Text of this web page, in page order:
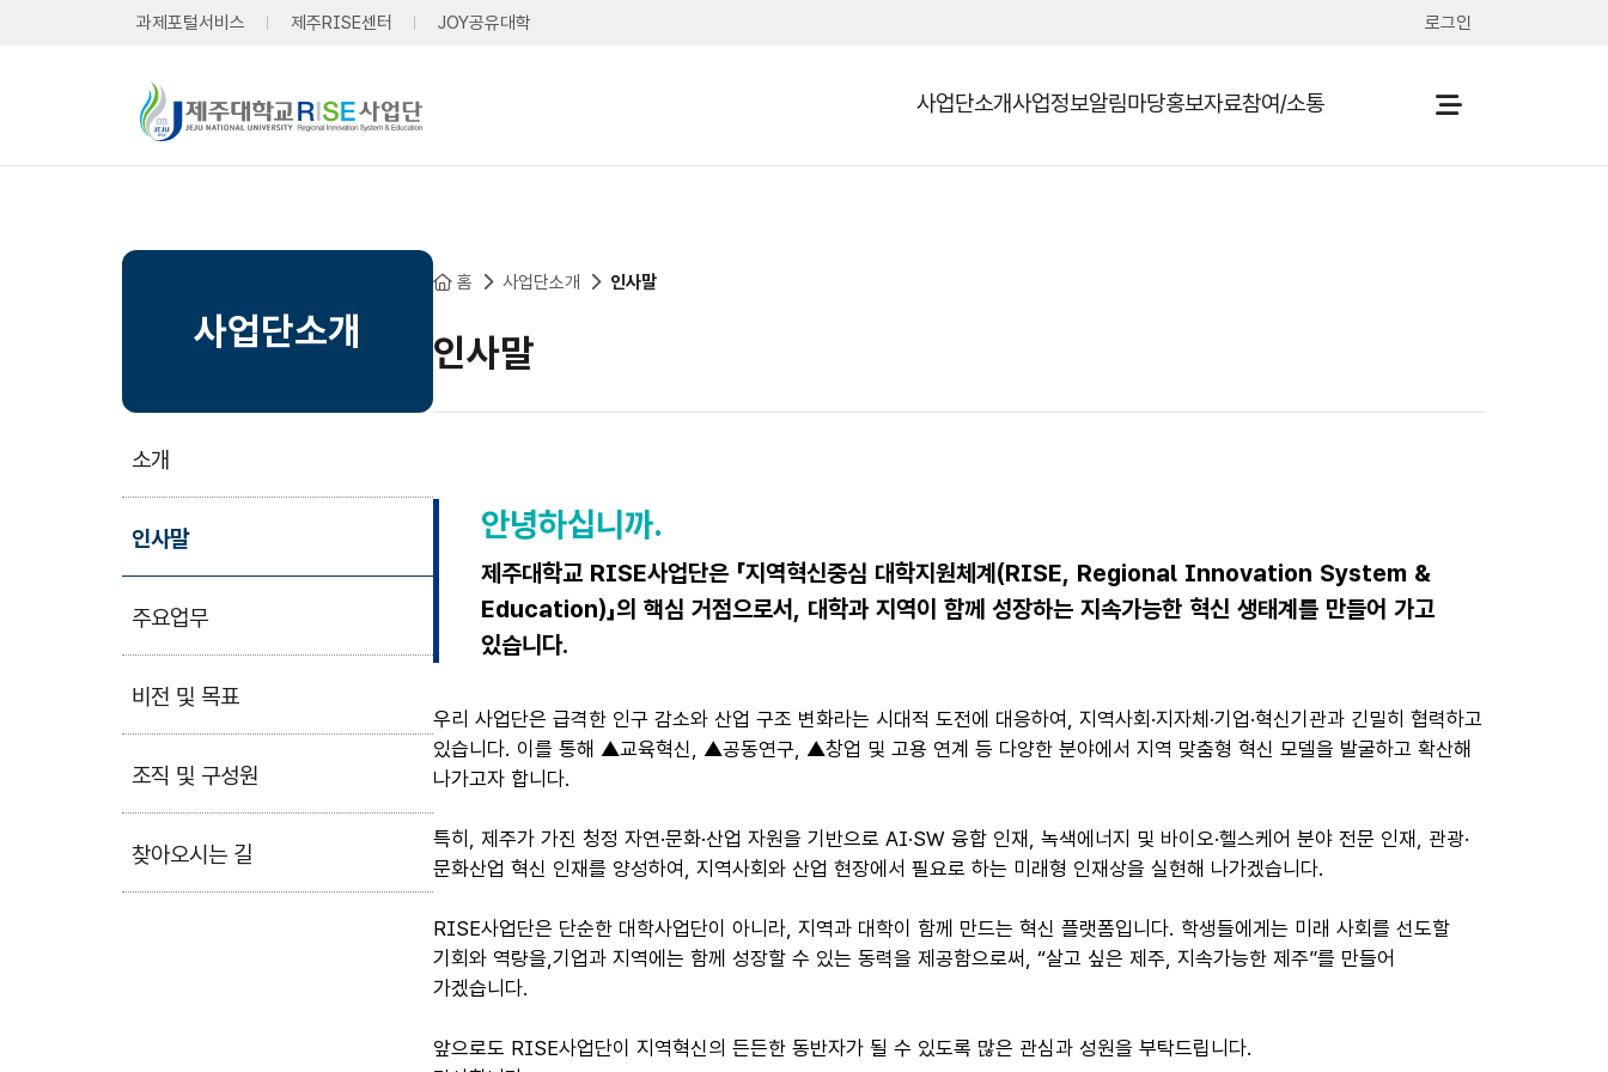
과제포털서비스 제주RISE센터 JOY공유대학 로그인
사업단소개사업정보알림마당홍보자료참여/소통
사업단소개
소개
인사말
주요업무
비전 및 목표
조직 및 구성원
찾아오시는 길
홈 사업단소개 인사말
인사말
안녕하십니까.
제주대학교 RISE사업단은 「지역혁신중심 대학지원체계(RISE, Regional Innovation System &
Education)」의 핵심 거점으로서, 대학과 지역이 함께 성장하는 지속가능한 혁신 생태계를 만들어 가고
있습니다.
우리 사업단은 급격한 인구 감소와 산업 구조 변화라는 시대적 도전에 대응하여, 지역사회·지자체·기업·혁신기관과 긴밀히 협력하고
있습니다. 이를 통해 ▲교육혁신, ▲공동연구, ▲창업 및 고용 연계 등 다양한 분야에서 지역 맞춤형 혁신 모델을 발굴하고 확산해
나가고자 합니다.
특히, 제주가 가진 청정 자연·문화·산업 자원을 기반으로 AI·SW 융합 인재, 녹색에너지 및 바이오·헬스케어 분야 전문 인재, 관광·
문화산업 혁신 인재를 양성하여, 지역사회와 산업 현장에서 필요로 하는 미래형 인재상을 실현해 나가겠습니다.
RISE사업단은 단순한 대학사업단이 아니라, 지역과 대학이 함께 만드는 혁신 플랫폼입니다. 학생들에게는 미래 사회를 선도할
기회와 역량을,기업과 지역에는 함께 성장할 수 있는 동력을 제공함으로써, “살고 싶은 제주, 지속가능한 제주”를 만들어
가겠습니다.
앞으로도 RISE사업단이 지역혁신의 든든한 동반자가 될 수 있도록 많은 관심과 성원을 부탁드립니다.